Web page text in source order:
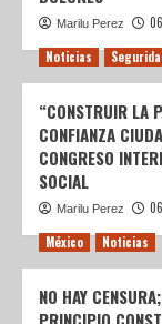
Marilu Perez
Noticias
“CONSTRUIR LA
CONFIANZA
CONGRESO
SOCIAL
Marilu Perez
México Noticias
NO HAY